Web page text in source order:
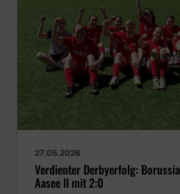
27.05.2026
Verdienter Derbyerfolg:
Aasee ll mit 2:0